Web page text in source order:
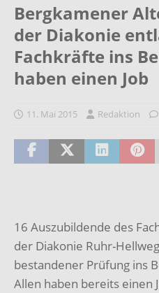
Bergkamener
der Diakonie
Fachkräfte ins
haben einen Job
11. Mai 2015 Redaktion
16 Auszubildende des
der Diakonie Ruhr-
bestandener Prüfung ins
Allen haben bereits einen